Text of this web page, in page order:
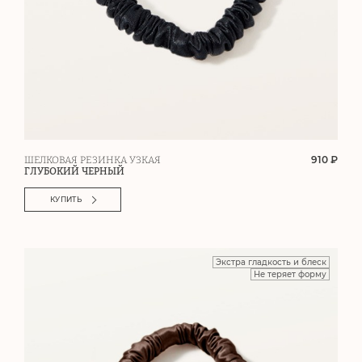
ШЕЛКОВАЯ РЕЗИНКА УЗКАЯ
ГЛУБОКИЙ ЧЕРНЫЙ
910 ₽
КУПИТЬ
Экстра гладкость и блеск
Не теряет форму